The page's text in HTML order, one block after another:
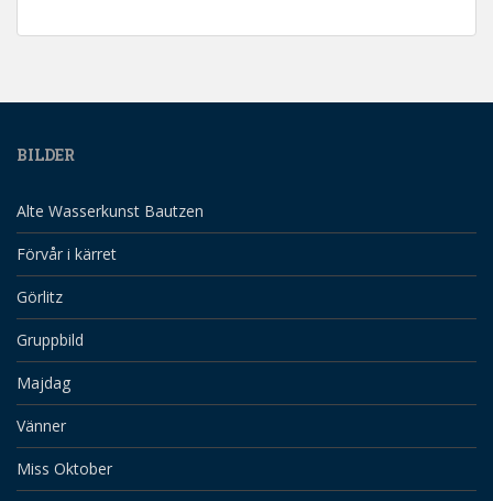
BILDER
Alte Wasserkunst Bautzen
Förvår i kärret
Görlitz
Gruppbild
Majdag
Vänner
Miss Oktober